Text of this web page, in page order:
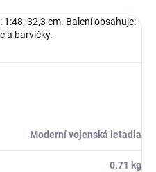
32,3 cm. Balení obsahuje:
a barvičky.
Moderní vojenská letadla
0.71 kg